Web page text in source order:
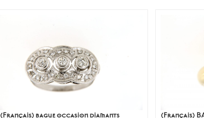
(Français) bague occasion diamants
(Français)